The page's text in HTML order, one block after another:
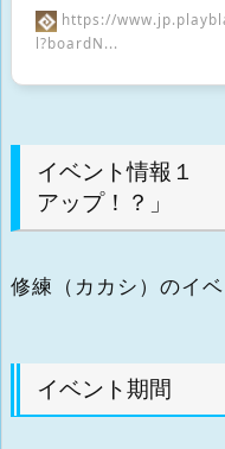
https://
l?boardN...
イベント情報１
アップ！？」
修練（カカシ）のイ
イベント期間